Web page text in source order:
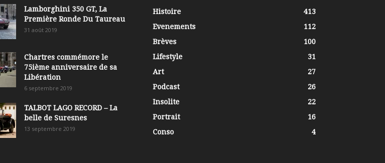
Lamborghini 350 GT, La
Première Ronde Du Taureau
31 août 2019
Chartres commémore le
75ième anniversaire de sa
Libération
6 septembre 2019
TALBOT LAGO RECORD – La
belle de Suresnes
13 septembre 2019
Histoire
413
Evenements
112
Brèves
100
Lifestyle
31
Art
27
Podcast
26
Insolite
22
Portrait
16
Conso
4